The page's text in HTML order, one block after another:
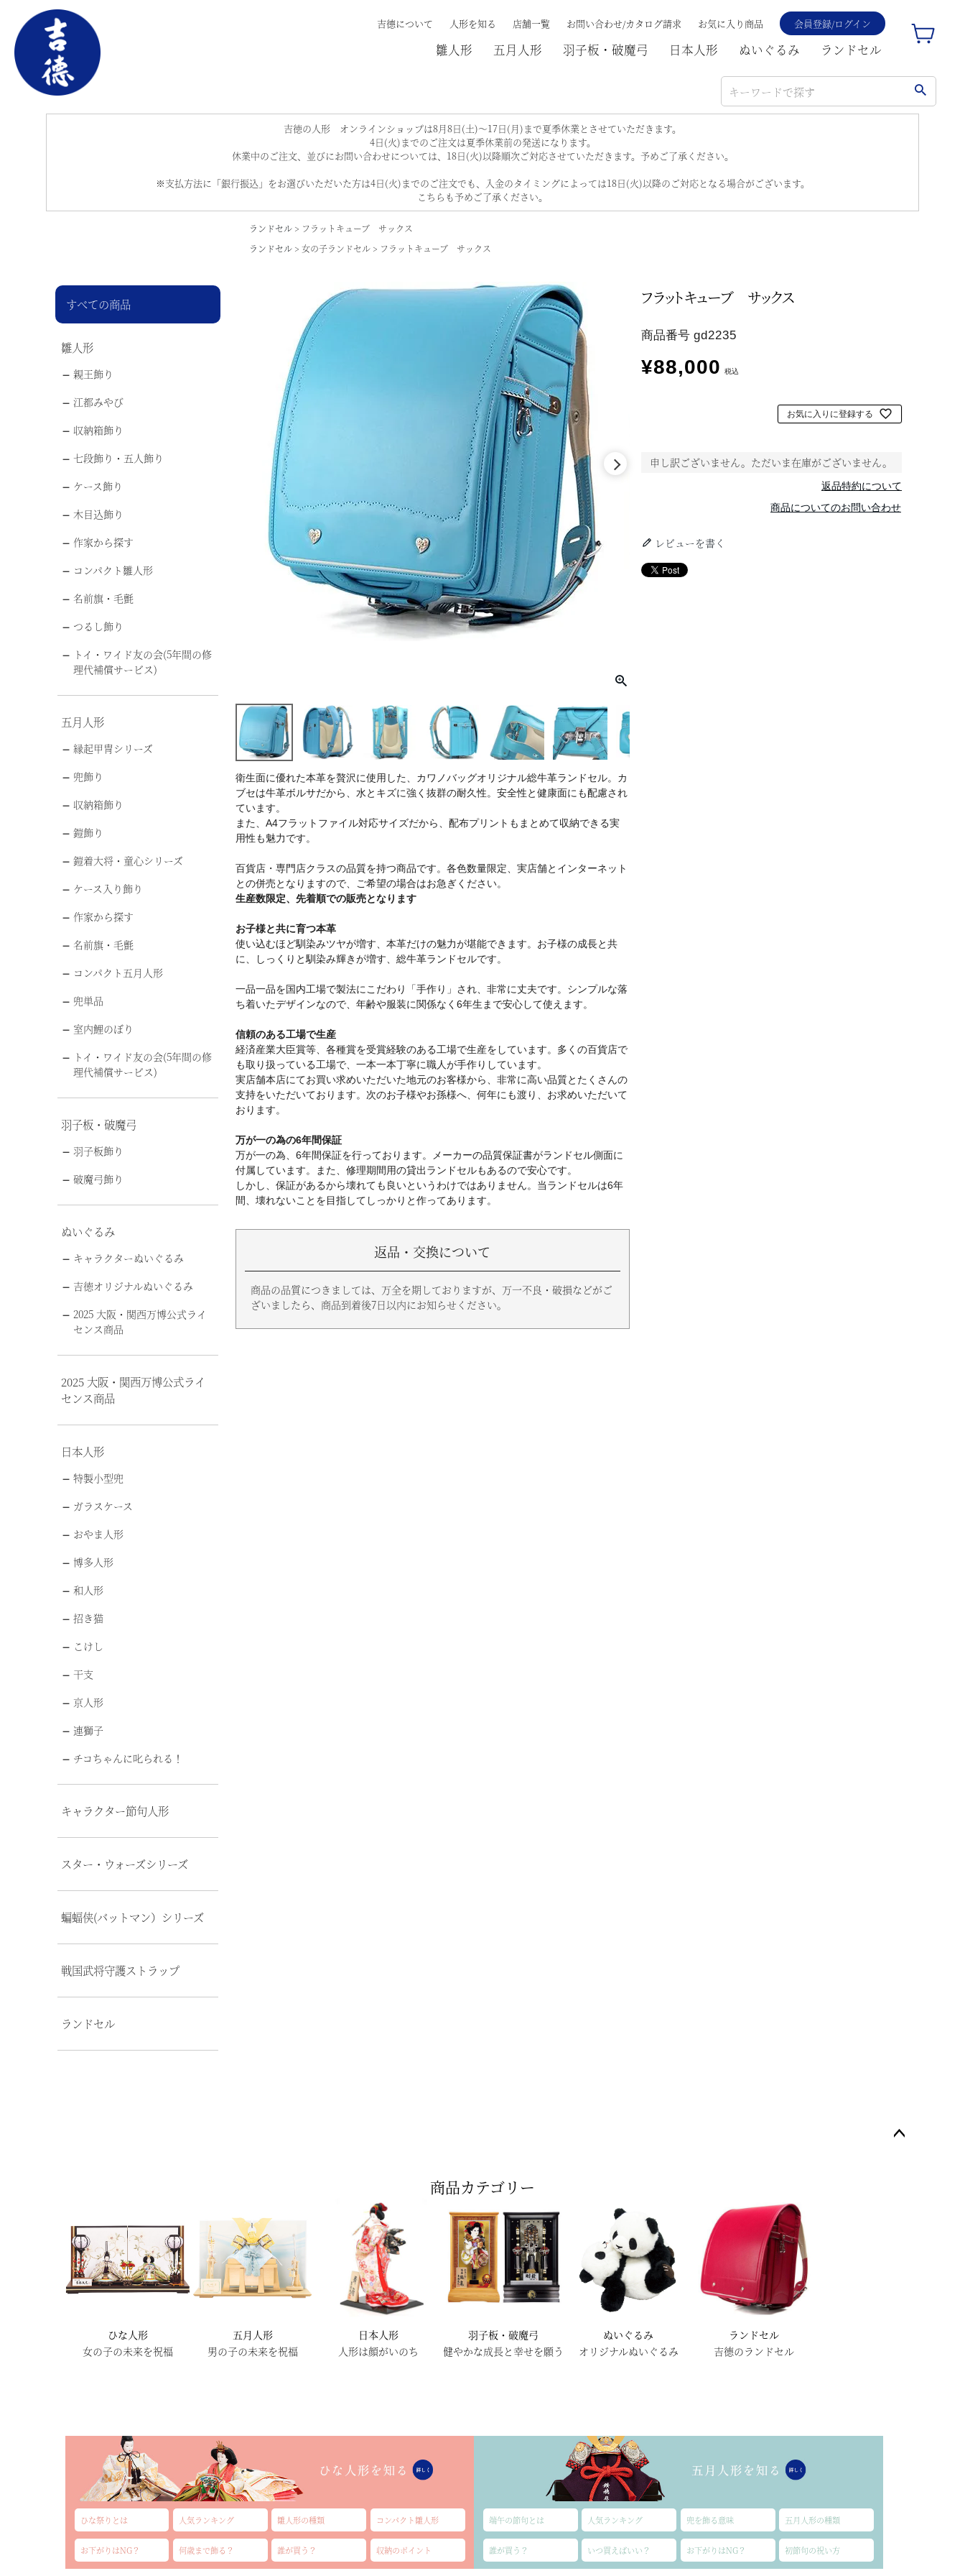
吉德について 人形を知る 店舗一覧 お問い合わせ/カタログ請求 お気に入り商品 会員登録/ログイン
雛人形 五月人形 羽子板・破魔弓 日本人形 ぬいぐるみ ランドセル
吉徳の人形 オンラインショップは8月8日(土)～17日(月)まで夏季休業とさせていただきます。
4日(火)までのご注文は夏季休業前の発送になります。
休業中のご注文、並びにお問い合わせについては、18日(火)以降順次ご対応させていただきます。予めご了承ください。
※支払方法に「銀行振込」をお選びいただいた方は4日(火)までのご注文でも、入金のタイミングによっては18日(火)以降のご対応となる場合がございます。
こちらも予めご了承ください。
ランドセル
フラットキューブ サックス
ランドセル
女の子ランドセル フラットキューブ サックス
すべての商品
雛人形
親王飾り
江都みやび
収納箱飾り
七段飾り・五人飾り
ケース飾り
木目込飾り
作家から探す
コンパクト雛人形
名前旗・毛氈
つるし飾り
トイ・ワイド友の会(5年間の修
理代補償サービス)
五月人形
縁起甲冑シリーズ
兜飾り
収納箱飾り
鎧飾り
鎧着大将・童心シリーズ
ケース入り飾り
作家から探す
名前旗・毛氈
コンパクト五月人形
兜単品
室内鯉のぼり
トイ・ワイド友の会(5年間の修
理代補償サービス)
羽子板・破魔弓
羽子板飾り
破魔弓飾り
ぬいぐるみ
キャラクターぬいぐるみ
吉徳オリジナルぬいぐるみ
2025 大阪・関西万博公式ライ
センス商品
2025 大阪・関西万博公式ライ
センス商品
日本人形
特製小型兜
ガラスケース
おやま人形
博多人形
和人形
招き猫
こけし
干支
京人形
連獅子
チコちゃんに叱られる！
キャラクター節句人形
スター・ウォーズシリーズ
蝙蝠侠(バットマン）シリーズ
戦国武将守護ストラップ
ランドセル
衛生面に優れた本革を贅沢に使用した、カワノバッグオリジナル総牛革ランドセル。カ
ブセは牛革ボルサだから、水とキズに強く抜群の耐久性。安全性と健康面にも配慮され
ています。
また、A4フラットファイル対応サイズだから、配布プリントもまとめて収納できる実
用性も魅力です。
百貨店・専門店クラスの品質を持つ商品です。各色数量限定、実店舗とインターネット
との併売となりますので、ご希望の場合はお急ぎください。
生産数限定、先着順での販売となります
お子様と共に育つ本革
使い込むほど馴染みツヤが増す、本革だけの魅力が堪能できます。お子様の成長と共
に、しっくりと馴染み輝きが増す、総牛革ランドセルです。
一品一品を国内工場で製法にこだわり「手作り」され、非常に丈夫です。シンプルな落
ち着いたデザインなので、年齢や服装に関係なく6年生まで安心して使えます。
信頼のある工場で生産
経済産業大臣賞等、各種賞を受賞経験のある工場で生産をしています。多くの百貨店で
も取り扱っている工場で、一本一本丁寧に職人が手作りしています。
実店舗本店にてお買い求めいただいた地元のお客様から、非常に高い品質とたくさんの
支持をいただいております。次のお子様やお孫様へ、何年にも渡り、お求めいただいて
おります。
万が一の為の6年間保証
万が一の為、6年間保証を行っております。メーカーの品質保証書がランドセル側面に
付属しています。また、修理期間用の貸出ランドセルもあるので安心です。
しかし、保証があるから壊れても良いというわけではありません。当ランドセルは6年
間、壊れないことを目指してしっかりと作ってあります。
返品・交換について
商品の品質につきましては、万全を期しておりますが、万一不良・破損などがご
ざいましたら、商品到着後7日以内にお知らせください。
フラットキューブ サックス
商品番号 gd2235
¥88,000 税込
お気に入りに登録する
申し訳ございません。ただいま在庫がございません。
返品特約について
商品についてのお問い合わせ
レビューを書く
商品カテゴリー
ひな人形
女の子の未来を祝福
五月人形
男の子の未来を祝福
日本人形
人形は顔がいのち
羽子板・破魔弓
健やかな成長と幸せを願う
ぬいぐるみ
オリジナルぬいぐるみ
ランドセル
吉德のランドセル
ひな祭りとは 人気ランキング 雛人形の種類 コンパクト雛人形
お下がりはNG？ 何歳まで飾る？ 誰が買う？ 収納のポイント
端午の節句とは 人気ランキング 兜を飾る意味 五月人形の種類
誰が買う？ いつ買えばいい？ お下がりはNG？ 初節句の祝い方